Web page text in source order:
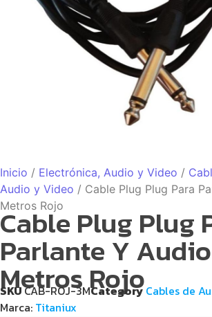
Inicio / Electrónica, Audio y Video /
Audio y Video / Cable Plug Plug Para
Metros Rojo
Cable Plug Plug
Parlante Y
Metros Rojo
SKUCAB-ROJ-3MCategory Cables de
Marca: Titaniux